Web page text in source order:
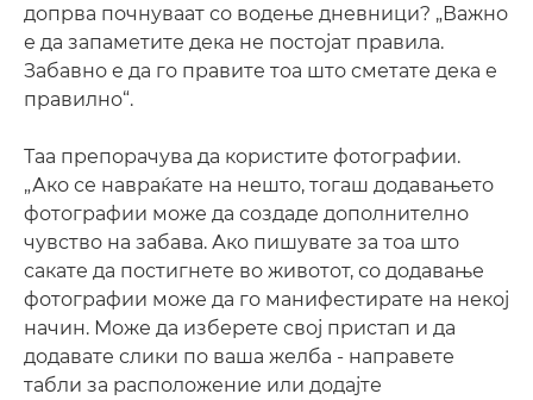
допрва почнуваат со водење дневници? „Важно
е да запаметите дека не постојат правила.
Забавно е да го правите тоа што сметате дека е
правилно“.
Таа препорачува да користите фотографии.
„Ако се навраќате на нешто, тогаш додавањето
фотографии може да создаде дополнително
чувство на забава. Ако пишувате за тоа што
сакате да постигнете во животот, со додавање
фотографии може да го манифестирате на некој
начин. Може да изберете свој пристап и да
додавате слики по ваша желба - направете
табли за расположение или додајте